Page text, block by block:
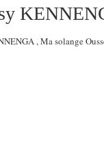
, Ma solange